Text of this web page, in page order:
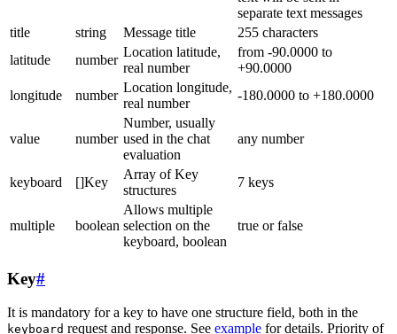
separate text messages
title
string Message title
255 characters
latitude
number
Location latitude,
real number
from -90.0000 to
+90.0000
longitude
number
Location longitude,
real number
-180.0000 to +180.0000
value number
Number, usually
used in the chat
evaluation
any number
keyboard []Key
Array of Key
structures
7 keys
multiple boolean
Allows multiple
selection on the
keyboard, boolean
true or false
Key#
It is mandatory for a key to have one structure field, both in the
keyboard request and response. See example for details. Priority of